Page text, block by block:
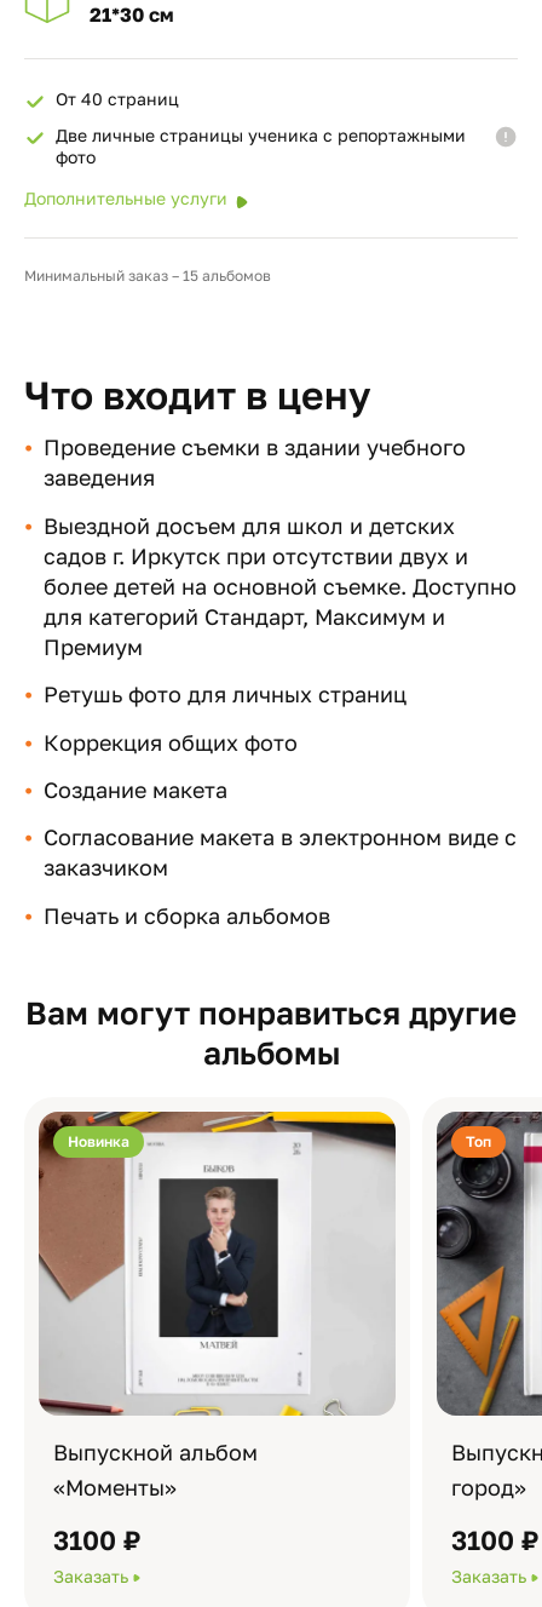
21*30 см
От 40 страниц
Две личные страницы ученика с репортажными
фото
Дополнительные услуги
Минимальный заказ – 15 альбомов
Что входит в цену
Проведение съемки в здании учебного
заведения
Выездной досъем для школ и детских
садов г. Иркутск при отсутствии двух и
более детей на основной съемке. Доступно
для категорий Стандарт, Максимум и
Премиум
Ретушь фото для личных страниц
Коррекция общих фото
Создание макета
Согласование макета в электронном виде с
заказчиком
Печать и сборка альбомов
Вам могут понравиться другие
альбомы
Новинка
Выпускной альбом
«Моменты»
3100 ₽
Заказать
Топ
город»
3100 ₽
Заказать